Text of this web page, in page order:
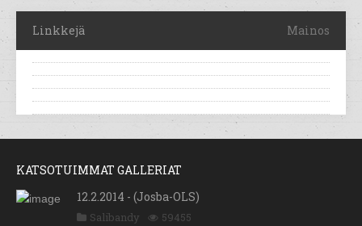
Linkkejä Mainos
KATSOTUIMMAT GALLERIAT
12.2.2014 - (Josba-OLS)
Salibandy 59455